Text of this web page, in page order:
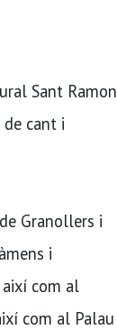
Sant Ramon
cant i
Granollers i
i
així com al
com al Palau